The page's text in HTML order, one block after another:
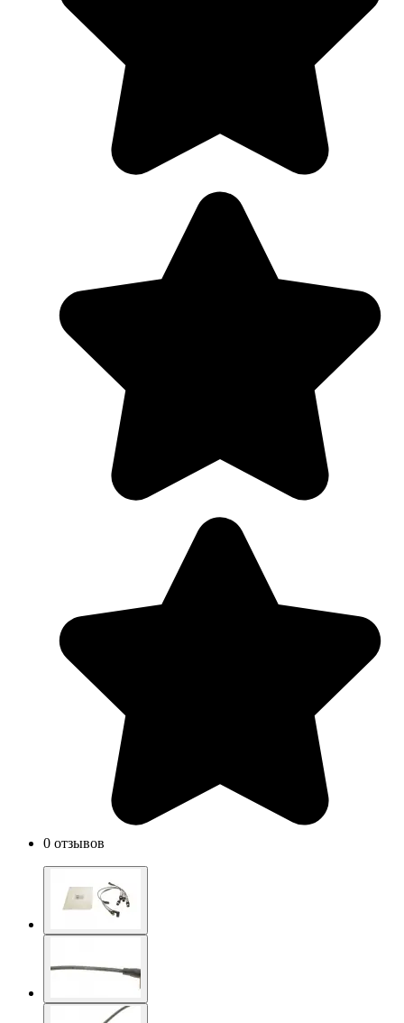
0 отзывов